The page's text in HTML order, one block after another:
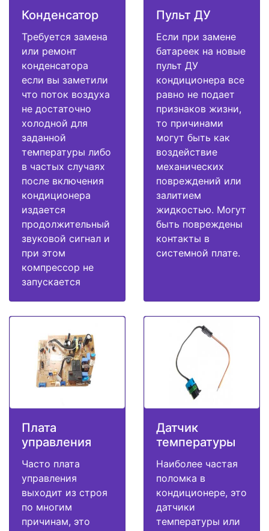
Конденсатор
Требуется замена
или ремонт
конденсатора
если вы заметили
что поток воздуха
не достаточно
холодной для
заданной
температуры либо
в частых случаях
после включения
кондиционера
издается
продолжительный
звуковой сигнал и
при этом
компрессор не
запускается
Пульт ДУ
Если при замене
батареек на новые
пульт ДУ
кондиционера все
равно не подает
признаков жизни,
то причинами
могут быть как
воздействие
механических
повреждений или
залитием
жидкостью. Могут
быть повреждены
контакты в
системной плате.
Плата
управления
Часто плата
управления
выходит из строя
по многим
причинам, это
Датчик
температуры
Наиболее частая
поломка в
кондиционере, это
датчики
температуры или